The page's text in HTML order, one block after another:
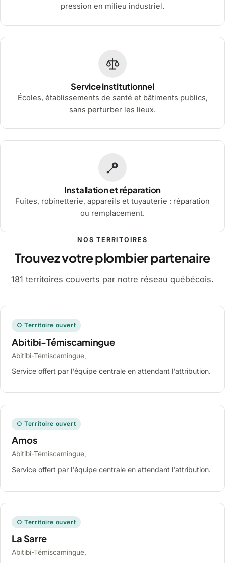
pression en milieu industriel.
Service institutionnel
Écoles, établissements de santé et bâtiments publics,
sans perturber les lieux.
Installation et réparation
Fuites, robinetterie, appareils et tuyauterie : réparation
ou remplacement.
NOS TERRITOIRES
Trouvez votre plombier partenaire
181 territoires couverts par notre réseau québécois.
○ Territoire ouvert
Abitibi-Témiscamingue
Abitibi-Témiscamingue,
Service offert par l'équipe centrale en attendant l'attribution.
○ Territoire ouvert
Amos
Abitibi-Témiscamingue,
Service offert par l'équipe centrale en attendant l'attribution.
○ Territoire ouvert
La Sarre
Abitibi-Témiscamingue,